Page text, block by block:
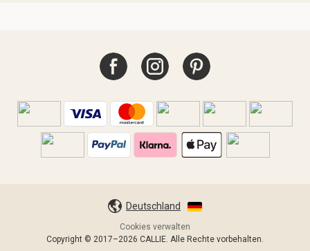
Deutschland
Cookies verwalten
Copyright © 2017–2026 CALLIE. Alle Rechte vorbehalten.